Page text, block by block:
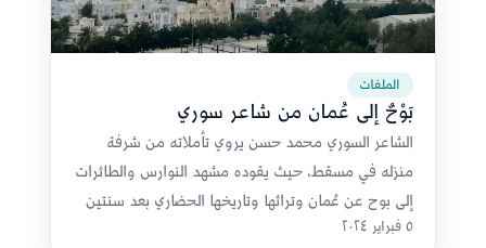
الملفات
بَوْحٌ إلى عُمان من شاعر سوري
الشاعر السوري محمد حسن يروي تأملاته من شرفة
منزله في مسقط، حيث يقوده مشهد النوارس والطائرات
إلى بوح عن عُمان وتراثها وتاريخها الحضاري بعد سنتين
من الإقامة.
٥ فبراير ٢٠٢٤